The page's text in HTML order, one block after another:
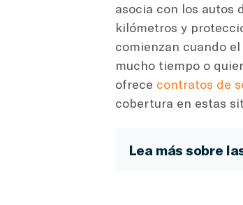
asocia con los autos
kilómetros y
comienzan cuando
mucho tiempo o
ofrece contratos de
cobertura en estas
Lea más sobre